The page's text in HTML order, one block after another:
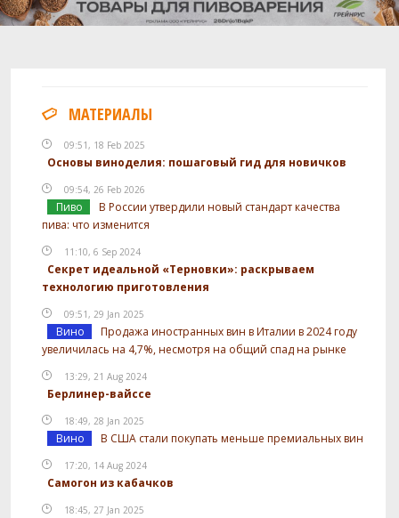
МАТЕРИАЛЫ
09:51, 18 Feb 2025
Основы виноделия: пошаговый гид для новичков
09:54, 26 Feb 2026
Пиво
В России утвердили новый стандарт качества
пива: что изменится
11:10, 6 Sep 2024
Секрет идеальной «Терновки»: раскрываем
технологию приготовления
09:51, 29 Jan 2025
Вино
Продажа иностранных вин в Италии в 2024 году
увеличилась на 4,7%, несмотря на общий спад на рынке
13:29, 21 Aug 2024
Берлинер-вайссе
18:49, 28 Jan 2025
Вино В США стали покупать меньше премиальных вин
17:20, 14 Aug 2024
Самогон из кабачков
18:45, 27 Jan 2025